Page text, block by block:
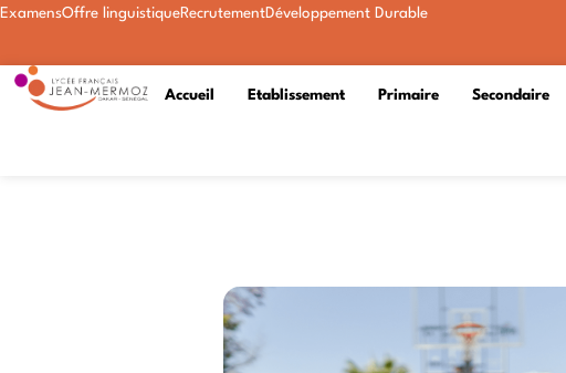
ExamensOffre linguistiqueRecrutementDéveloppement Durable
Accueil Etablissement Primaire Secondaire